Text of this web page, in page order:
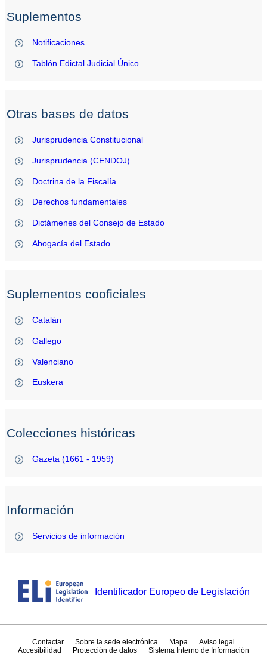
Suplementos
Notificaciones
Tablón Edictal Judicial Único
Otras bases de datos
Jurisprudencia Constitucional
Jurisprudencia (CENDOJ)
Doctrina de la Fiscalía
Derechos fundamentales
Dictámenes del Consejo de Estado
Abogacía del Estado
Suplementos cooficiales
Catalán
Gallego
Valenciano
Euskera
Colecciones históricas
Gazeta (1661 - 1959)
Información
Servicios de información
Identificador Europeo de Legislación
Contactar Sobre la sede electrónica Mapa
Aviso legal
Accesibilidad
Protección de datos Sistema Interno de Información